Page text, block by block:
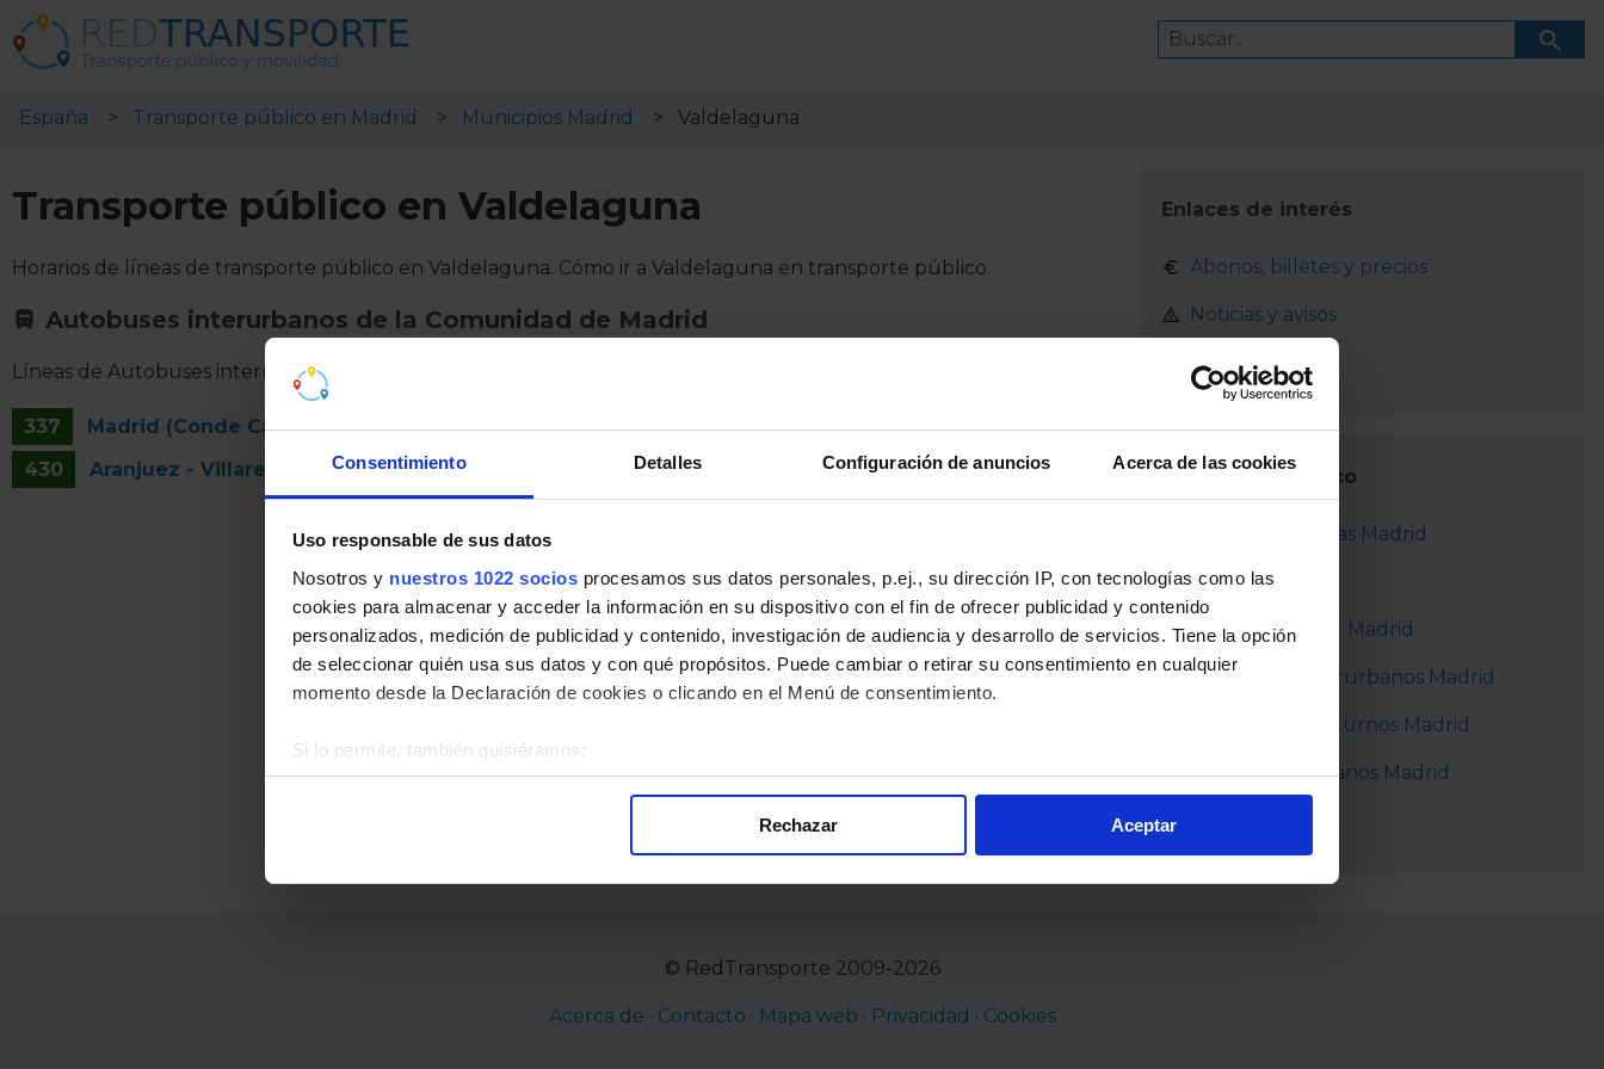
Consentimiento Detalles Configuración de anuncios Acerca de las cookies
Uso responsable de sus datos
Nosotros y nuestros 1022 socios procesamos sus datos personales, p.ej., su dirección IP, con tecnologías como las
cookies para almacenar y acceder la información en su dispositivo con el fin de ofrecer publicidad y contenido
personalizados, medición de publicidad y contenido, investigación de audiencia y desarrollo de servicios. Tiene la opción
de seleccionar quién usa sus datos y con qué propósitos. Puede cambiar o retirar su consentimiento en cualquier
momento desde la Declaración de cookies o clicando en el Menú de consentimiento.
Si lo permite, también quisiéramos:
Recopilar información sobre su ubicación geográfica que puede tener una precisión de varios metros
por ejemplo, la dirección IP, los identificadores de cookies o páginas visitadas), nos permite financiar nuestra actividad
navegación aceptando la instalación de todas las cookies, ya sean nuestras o de nuestros socios, que nos permiten tanto
Rechazar Aceptar
España Transporte público en Madrid Municipios Madrid Valdelaguna
Transporte público en Valdelaguna
Horarios de líneas de transporte público en Valdelaguna. Cómo ir a Valdelaguna en transporte público.
Autobuses interurbanos de la Comunidad de Madrid
Líneas de Autobuses interurbanos de la Comunidad de Madrid en Valdelaguna:
337
Madrid (Conde Casal) - Chinchón - Valdelaguna
430
Aranjuez - Villarejo de Salvanes
Enlaces de interés
Abonos, billetes y precios
Noticias y avisos
¿Cómo ir?
Transporte público
RENFE Cercanías Madrid
Metro Madrid
Autobuses EMT Madrid
Autobuses interurbanos Madrid
Autobuses nocturnos Madrid
Autobuses urbanos Madrid
© RedTransporte 2009-2026
Acerca de · Contacto · Mapa web · Privacidad · Cookies